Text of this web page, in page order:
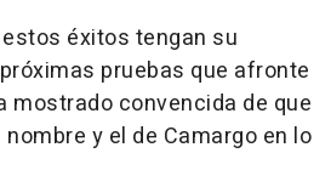
éxitos tengan su
pruebas que afronte
mostrado convencida de que
y el de Camargo en lo